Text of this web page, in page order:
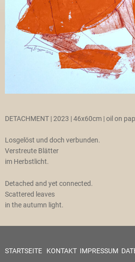
DETACHMENT | 2023 | 46x60cm | oil on
Losgelöst und doch verbunden.
Verstreute Blätter
im Herbstlicht.
Detached and yet connected.
Scattered leaves
in the autumn light.
STARTSEITE KONTAKT IMPRESSUM